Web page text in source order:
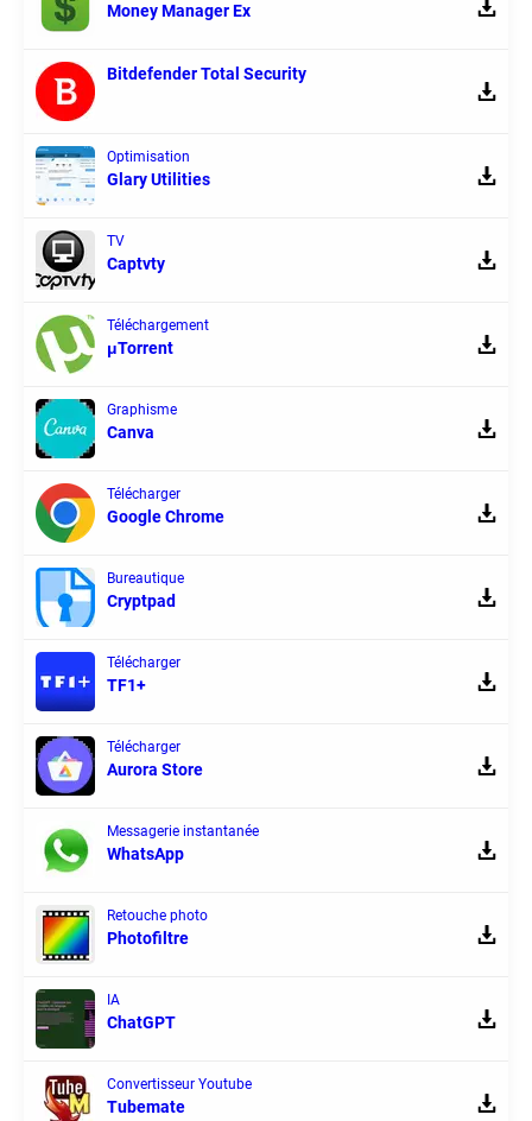
Money Manager Ex
Bitdefender Total Security
Optimisation
Glary Utilities
TV
Captvty
Téléchargement
μTorrent
Graphisme
Canva
Télécharger
Google Chrome
Bureautique
Cryptpad
Télécharger
TF1+
Télécharger
Aurora Store
Messagerie instantanée
WhatsApp
Retouche photo
Photofiltre
IA
ChatGPT
Convertisseur Youtube
Tubemate